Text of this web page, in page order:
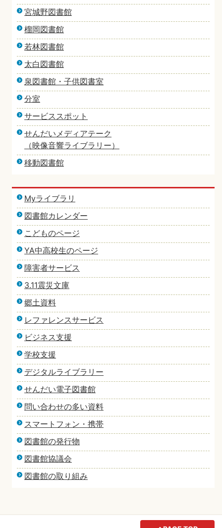
宮城野図書館
榴岡図書館
若林図書館
太白図書館
泉図書館・子供図書室
分室
サービススポット
せんだいメディアテーク
（映像音響ライブラリー）
移動図書館
Myライブラリ
図書館カレンダー
こどものページ
YA中高校生のページ
障害者サービス
3.11震災文庫
郷土資料
レファレンスサービス
ビジネス支援
学校支援
デジタルライブラリー
せんだい電子図書館
問い合わせの多い資料
スマートフォン・携帯
図書館の発行物
図書館協議会
図書館の取り組み